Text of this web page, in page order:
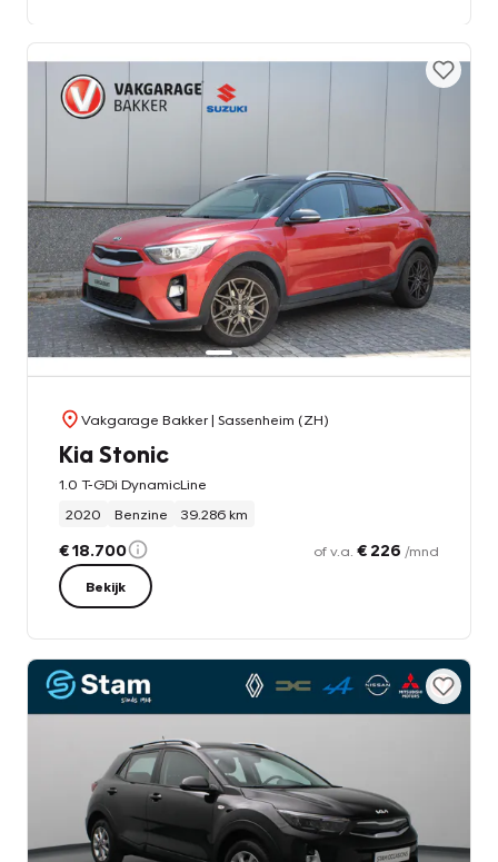
Vakgarage Bakker| Sassenheim (ZH)
Kia Stonic
1.0 T-GDi DynamicLine
2020
Benzine 39.286 km
€ 18.700 of v.a. € 226 /mnd
Bekijk